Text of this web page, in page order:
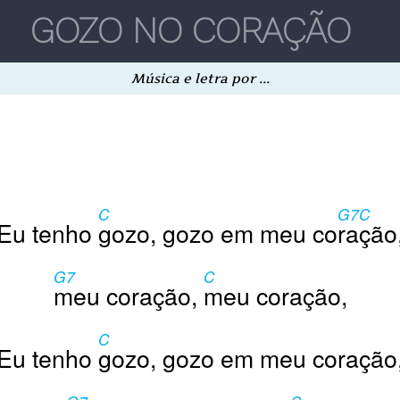
Música e letra por ...
tenho
C
gozo, gozo em meu co
G7
ra
C
G7
meu coração,
C
meu coração,
tenho
C
gozo, gozo em meu